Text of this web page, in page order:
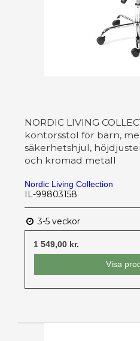
NORDIC LIVING
kontorsstol för barn,
säkerhetshjul,
och kromad metall
Nordic Living Collection
IL-99803158
3-5 veckor
1 549,00 kr.
Visa